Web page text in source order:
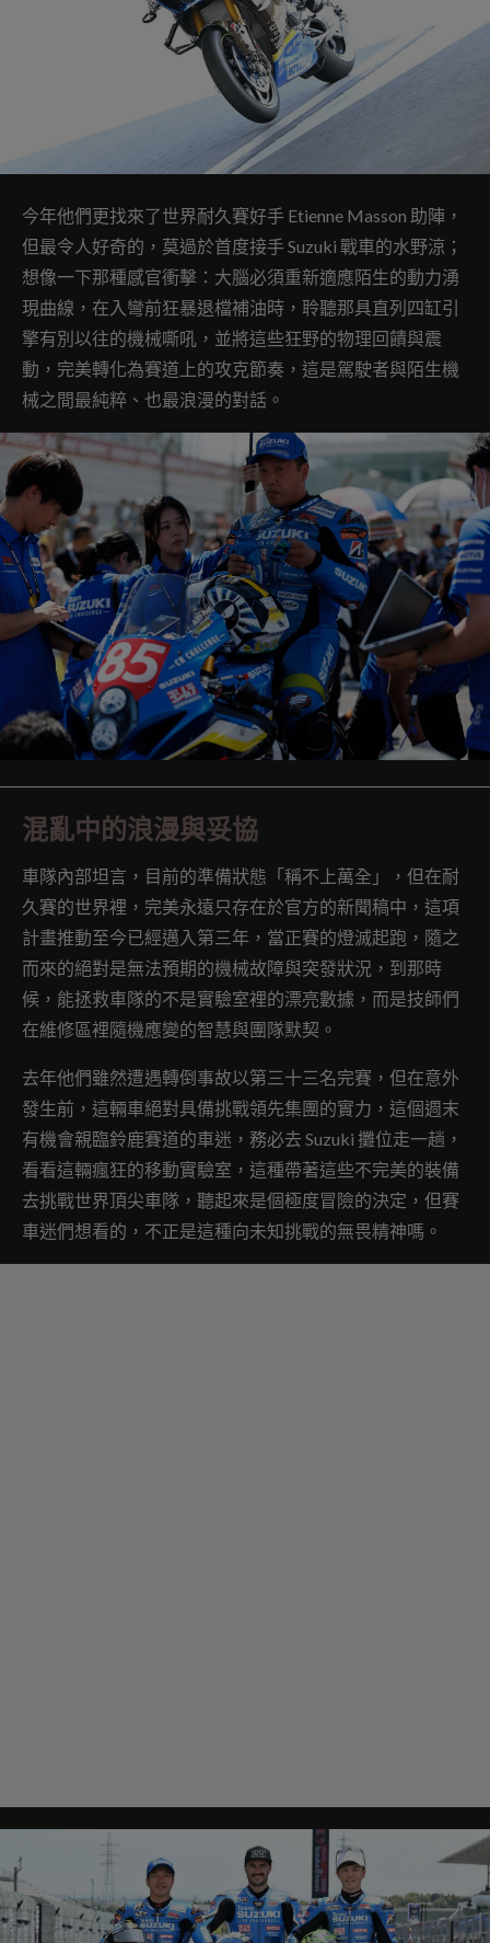
今年他們更找來了世界耐久賽好手 Etienne Masson 助陣，
但最令人好奇的，莫過於首度接手 Suzuki 戰車的水野涼；
想像一下那種感官衝擊：大腦必須重新適應陌生的動力湧
現曲線，在入彎前狂暴退檔補油時，聆聽那具直列四缸引
擎有別以往的機械嘶吼，並將這些狂野的物理回饋與震
動，完美轉化為賽道上的攻克節奏，這是駕駛者與陌生機
械之間最純粹、也最浪漫的對話。
混亂中的浪漫與妥協
車隊內部坦言，目前的準備狀態「稱不上萬全」，但在耐
久賽的世界裡，完美永遠只存在於官方的新聞稿中，這項
計畫推動至今已經邁入第三年，當正賽的燈滅起跑，隨之
而來的絕對是無法預期的機械故障與突發狀況，到那時
候，能拯救車隊的不是實驗室裡的漂亮數據，而是技師們
在維修區裡隨機應變的智慧與團隊默契。
去年他們雖然遭遇轉倒事故以第三十三名完賽，但在意外
發生前，這輛車絕對具備挑戰領先集團的實力，這個週末
有機會親臨鈴鹿賽道的車迷，務必去 Suzuki 攤位走一趟，
看看這輛瘋狂的移動實驗室，這種帶著這些不完美的裝備
去挑戰世界頂尖車隊，聽起來是個極度冒險的決定，但賽
車迷們想看的，不正是這種向未知挑戰的無畏精神嗎。